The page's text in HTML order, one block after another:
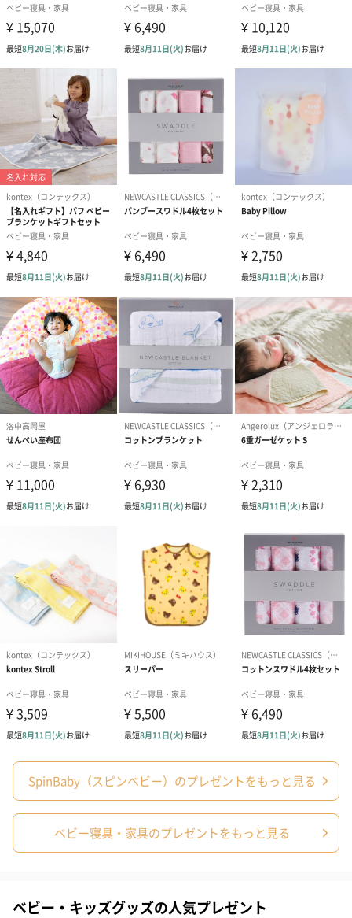
ブルーのボックスに入れてお届け
シンプルで上品なブルーのボックスに入れてお届けします。ゴー
ルドカラーのブランドロゴがおしゃれですね。有料オプションで
紙袋や包装を付けることができます。
「SpinBaby（スピンベビー）」
産まれてからずっと思いを紡いでいく、日々の日常に寄り添い本
物を追求しているオーガニックブランドです。贈る側も贈られた
側も笑顔になるような優しさ、心地よさ、そして安心安全をお届
けしています。
長く使えるオーガニック素材の贅沢ギフト
かさばらないハーフサイズのオーガニックコットン毛布は、シン
プルなデザインで長く愛用いただけます。お子様だけでなく、大
人もひざ掛けとして使ったり、外出先でのおむつ替えマットとし
ても重宝します。上質な安心素材のベビーギフトをプレゼントし
てみませんか。
本体サイズ
幅900mm×奥行15mm×高さ1200mm
本体重量
600g
パッケージ外
装サイズ
幅320mm×奥行230mm×高さ90mm
パッケージ全
素材
綿100％（オーガニックコットン）
・包装紙での包装
なのみ対応。納期は約2週間）
SpinBaby（スピンベビー）のプレゼントをもっと見る
ベビー寝具・家具のプレゼントをもっと見る
ベビー・キッズグッズの人気プレゼント